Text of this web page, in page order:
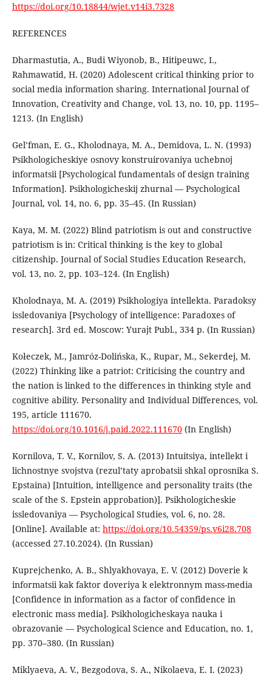
https://doi.org/10.18844/wjet.v14i3.7328
REFERENCES
Dharmastutia, A., Budi Wiyonob, B., Hitipeuwc, I.,
Rahmawatid, H. (2020) Adolescent critical thinking prior to
social media information sharing. International Journal of
Innovation, Creativity and Change, vol. 13, no. 10, pp. 1195–
1213. (In English)
Gel’fman, E. G., Kholodnaya, M. A., Demidova, L. N. (1993)
Psikhologicheskiye osnovy konstruirovaniya uchebnoj
informatsii [Psychological fundamentals of design training
Information]. Psikhologicheskij zhurnal — Psychological
Journal, vol. 14, no. 6, pp. 35–45. (In Russian)
Kaya, M. M. (2022) Blind patriotism is out and constructive
patriotism is in: Critical thinking is the key to global
citizenship. Journal of Social Studies Education Research,
vol. 13, no. 2, pp. 103–124. (In English)
Kholodnaya, M. A. (2019) Psikhologiya intellekta. Paradoksy
issledovaniya [Psychology of intelligence: Paradoxes of
research]. 3rd ed. Moscow: Yurajt Publ., 334 p. (In Russian)
Kołeczek, M., Jamróz-Dolińska, K., Rupar, M., Sekerdej, M.
(2022) Thinking like a patriot: Criticising the country and
the nation is linked to the differences in thinking style and
cognitive ability. Personality and Individual Differences, vol.
195, article 111670.
https://doi.org/10.1016/j.paid.2022.111670(In English)
Kornilova, T. V., Kornilov, S. A. (2013) Intuitsiya, intellekt i
lichnostnye svojstva (rezul’taty aprobatsii shkal oprosnika S.
Epstaina) [Intuition, intelligence and personality traits (the
scale of the S. Epstein approbation)]. Psikhologicheskie
issledovaniya — Psychological Studies, vol. 6, no. 28.
[Online]. Available at: https://doi.org/10.54359/ps.v6i28.708
(accessed 27.10.2024). (In Russian)
Kuprejchenko, A. B., Shlyakhovaya, E. V. (2012) Doverie k
informatsii kak faktor doveriya k elektronnym mass-media
[Confidence in information as a factor of confidence in
electronic mass media]. Psikhologicheskaya nauka i
obrazovanie — Psychological Science and Education, no. 1,
pp. 370–380. (In Russian)
Miklyaeva, A. V., Bezgodova, S. A., Nikolaeva, E. I. (2023)